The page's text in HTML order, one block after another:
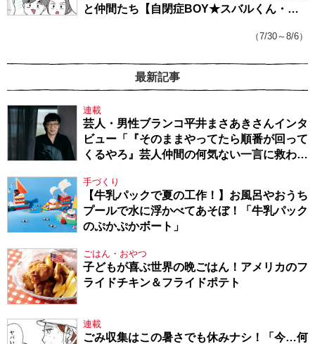
と仲間たち【自閉症BOY★スバルくん・
（7/30～8/6）
最新記事
連載
芸人・男性ブランコ平井まさあきさんインタ
ビュー「『そのままやってたら順番が回って
くるやろ』芸人仲間の何気ない一言に救われ
手づくり
【牛乳パックで夏の工作！】お風呂やおうち
プールで水に浮かべてあそぼ！「牛乳パック
のぷかぷかボート」
ごはん・おやつ
子どもが喜ぶ世界の晩ごはん！アメリカのフ
ライドチキン＆フライドポテト
連載
ごみ収集はこの暑さでも休みナシ！「今…何